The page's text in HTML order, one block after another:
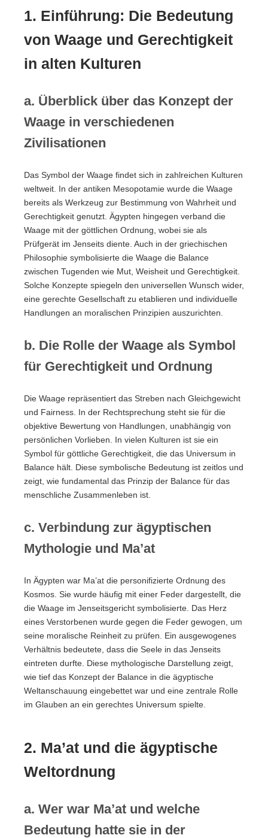
1. Einführung: Die Bedeutung
von Waage und Gerechtigkeit
in alten Kulturen
a. Überblick über das Konzept der
Waage in verschiedenen
Zivilisationen
Das Symbol der Waage findet sich in zahlreichen Kulturen
weltweit. In der antiken Mesopotamie wurde die Waage
bereits als Werkzeug zur Bestimmung von Wahrheit und
Gerechtigkeit genutzt. Ägypten hingegen verband die
Waage mit der göttlichen Ordnung, wobei sie als
Prüfgerät im Jenseits diente. Auch in der griechischen
Philosophie symbolisierte die Waage die Balance
zwischen Tugenden wie Mut, Weisheit und Gerechtigkeit.
Solche Konzepte spiegeln den universellen Wunsch wider,
eine gerechte Gesellschaft zu etablieren und individuelle
Handlungen an moralischen Prinzipien auszurichten.
b. Die Rolle der Waage als Symbol
für Gerechtigkeit und Ordnung
Die Waage repräsentiert das Streben nach Gleichgewicht
und Fairness. In der Rechtsprechung steht sie für die
objektive Bewertung von Handlungen, unabhängig von
persönlichen Vorlieben. In vielen Kulturen ist sie ein
Symbol für göttliche Gerechtigkeit, die das Universum in
Balance hält. Diese symbolische Bedeutung ist zeitlos und
zeigt, wie fundamental das Prinzip der Balance für das
menschliche Zusammenleben ist.
c. Verbindung zur ägyptischen
Mythologie und Ma’at
In Ägypten war Ma’at die personifizierte Ordnung des
Kosmos. Sie wurde häufig mit einer Feder dargestellt, die
die Waage im Jenseitsgericht symbolisierte. Das Herz
eines Verstorbenen wurde gegen die Feder gewogen, um
seine moralische Reinheit zu prüfen. Ein ausgewogenes
Verhältnis bedeutete, dass die Seele in das Jenseits
eintreten durfte. Diese mythologische Darstellung zeigt,
wie tief das Konzept der Balance in die ägyptische
Weltanschauung eingebettet war und eine zentrale Rolle
im Glauben an ein gerechtes Universum spielte.
2. Ma’at und die ägyptische
Weltordnung
a. Wer war Ma’at und welche
Bedeutung hatte sie in der